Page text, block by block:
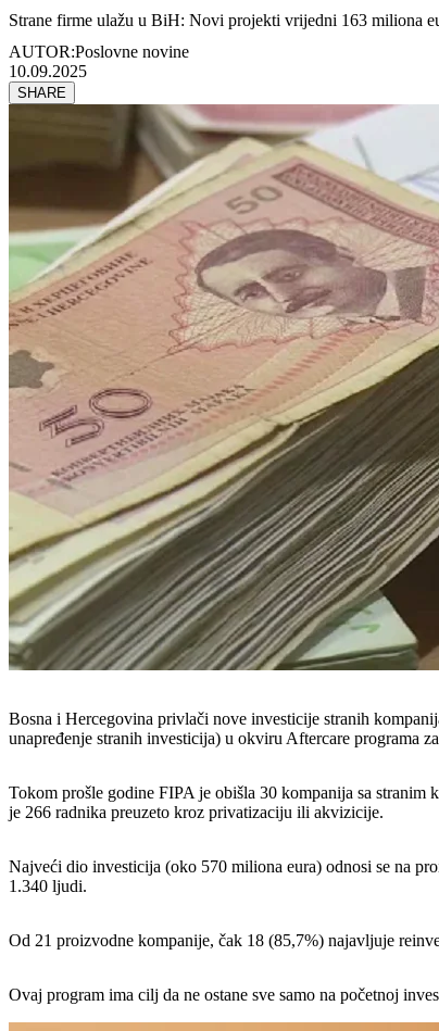
Strane firme ulažu u BiH: Novi projekti vrijedni 163 miliona
AUTOR:Poslovne novine
10.09.2025
SHARE
Bosna i Hercegovina privlači nove investicije stranih
unapređenje stranih investicija) u okviru Aftercare programa
Tokom prošle godine FIPA je obišla 30 kompanija sa
je 266 radnika preuzeto kroz privatizaciju ili akvizicije.
Najveći dio investicija (oko 570 miliona eura) odnosi se na
1.340 ljudi.
Od 21 proizvodne kompanije, čak 18 (85,7%) najavljuje
Ovaj program ima cilj da ne ostane sve samo na početnoj